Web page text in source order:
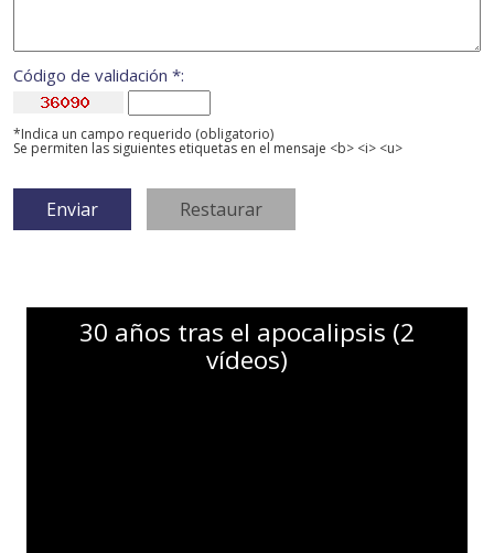
Código de validación *:
*Indica un campo requerido (obligatorio)
Se permiten las siguientes etiquetas en el mensaje <b> <i> <u>
30 años tras el apocalipsis (2
vídeos)